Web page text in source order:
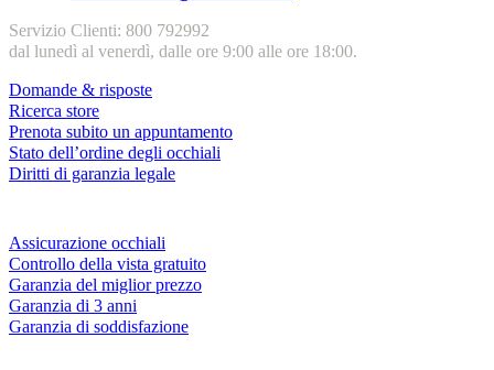
Servizio Clienti: 800 792992
dal lunedì al venerdì, dalle ore 9:00 alle ore 18:00.
Domande & risposte
Ricerca store
Prenota subito un appuntamento
Stato dell’ordine degli occhiali
Diritti di garanzia legale
Assicurazione occhiali
Controllo della vista gratuito
Garanzia del miglior prezzo
Garanzia di 3 anni
Garanzia di soddisfazione